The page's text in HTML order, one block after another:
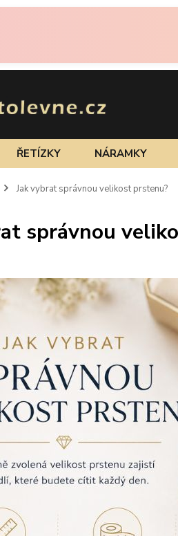
ŘETÍZKY NÁRAMKY
Jak vybrat správnou velikost prstenu?
správnou